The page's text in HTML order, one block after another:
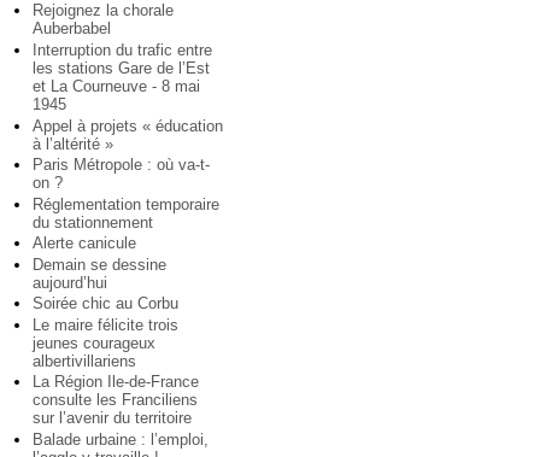
Rejoignez la chorale
Auberbabel
Interruption du trafic entre
les stations Gare de l’Est
et La Courneuve - 8 mai
1945
Appel à projets « éducation
à l’altérité »
Paris Métropole : où va-t-
on ?
Réglementation temporaire
du stationnement
Alerte canicule
Demain se dessine
aujourd’hui
Soirée chic au Corbu
Le maire félicite trois
jeunes courageux
albertivillariens
La Région Ile-de-France
consulte les Franciliens
sur l’avenir du territoire
Balade urbaine : l’emploi,